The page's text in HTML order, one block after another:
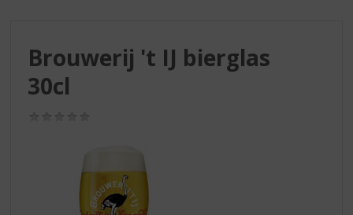
Brouwerij 't IJ bierglas
30cl